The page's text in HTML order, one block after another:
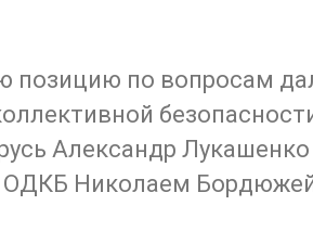
позицию по вопросам
Александр Лукашенко
ОДКБ Николаем